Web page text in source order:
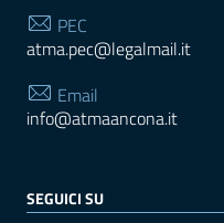
PEC
atma.pec@legalmail.it
Email
info@atmaancona.it
SEGUICI SU